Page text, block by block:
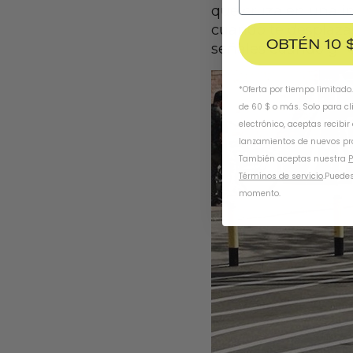
que cruza en una
cuando te
señales cuando
OBTÉN 10
*Oferta por tiempo
de 60 $ o más. Solo para
electrónico, aceptas recibir
lanzamientos de nuevos
También aceptas nuestra
Términos de servicio.
momento.